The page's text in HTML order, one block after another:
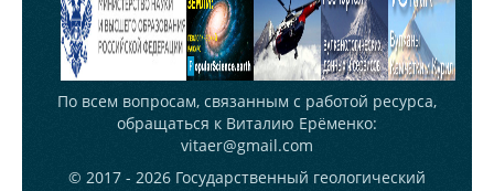
По всем вопросам, связанным с работой ресурса,
обращаться к Виталию Ерёменко:
vitaer@gmail.com
© 2017 - 2026 Государственный геологический